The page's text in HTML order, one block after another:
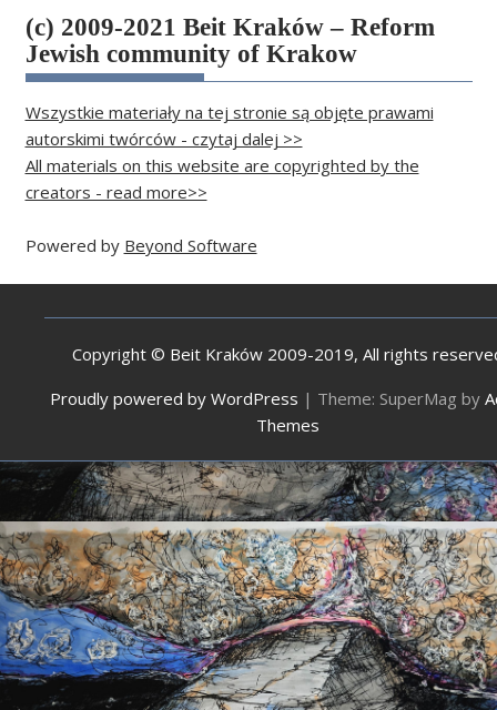
(c) 2009-2021 Beit Kraków – Reform
Jewish community of Krakow
Wszystkie materiały na tej stronie są objęte prawami
autorskimi twórców - czytaj dalej >>
All materials on this website are copyrighted by the
creators - read more>>
Powered by Beyond Software
Copyright © Beit Kraków 2009-2019, All rights
Proudly powered by WordPress | Theme: SuperMag by
Themes